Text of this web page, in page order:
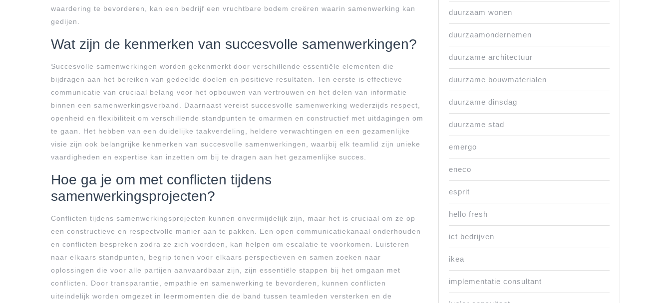
waardering te bevorderen, kan een bedrijf een vruchtbare bodem creëren waarin samenwerking kan
gedijen.
Wat zijn de kenmerken van succesvolle samenwerkingen?
Succesvolle samenwerkingen worden gekenmerkt door verschillende essentiële elementen die
bijdragen aan het bereiken van gedeelde doelen en positieve resultaten. Ten eerste is effectieve
communicatie van cruciaal belang voor het opbouwen van vertrouwen en het delen van informatie
binnen een samenwerkingsverband. Daarnaast vereist succesvolle samenwerking wederzijds respect,
openheid en flexibiliteit om verschillende standpunten te omarmen en constructief met uitdagingen om
te gaan. Het hebben van een duidelijke taakverdeling, heldere verwachtingen en een gezamenlijke
visie zijn ook belangrijke kenmerken van succesvolle samenwerkingen, waarbij elk teamlid zijn unieke
vaardigheden en expertise kan inzetten om bij te dragen aan het gezamenlijke succes.
Hoe ga je om met conflicten tijdens
samenwerkingsprojecten?
Conflicten tijdens samenwerkingsprojecten kunnen onvermijdelijk zijn, maar het is cruciaal om ze op
een constructieve en respectvolle manier aan te pakken. Een open communicatiekanaal onderhouden
en conflicten bespreken zodra ze zich voordoen, kan helpen om escalatie te voorkomen. Luisteren
naar elkaars standpunten, begrip tonen voor elkaars perspectieven en samen zoeken naar
oplossingen die voor alle partijen aanvaardbaar zijn, zijn essentiële stappen bij het omgaan met
conflicten. Door transparantie, empathie en samenwerking te bevorderen, kunnen conflicten
uiteindelijk worden omgezet in leermomenten die de band tussen teamleden versterken en de
duurzaam wonen
duurzaamondernemen
duurzame architectuur
duurzame bouwmaterialen
duurzame dinsdag
duurzame stad
emergo
eneco
esprit
hello fresh
ict bedrijven
ikea
implementatie consultant